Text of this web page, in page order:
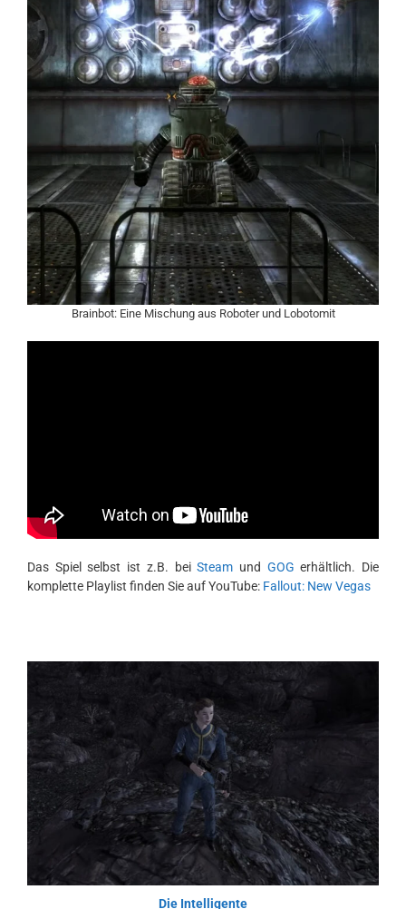
Brainbot: Eine Mischung aus Roboter und Lobotomit
Das Spiel selbst ist z.B. beiSteam und GOG erhältlich. Die
komplette Playlist finden Sie auf YouTube: Fallout: New Vegas
Die Intelligente